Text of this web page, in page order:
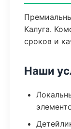
Калуга.
сроков и
Наши